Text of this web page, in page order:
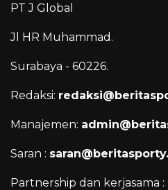
PT J Global
Jl HR Muhammad.
Surabaya - 60226.
Redaksi:
Manajemen:
Saran :
Partnership dan kerjasama :